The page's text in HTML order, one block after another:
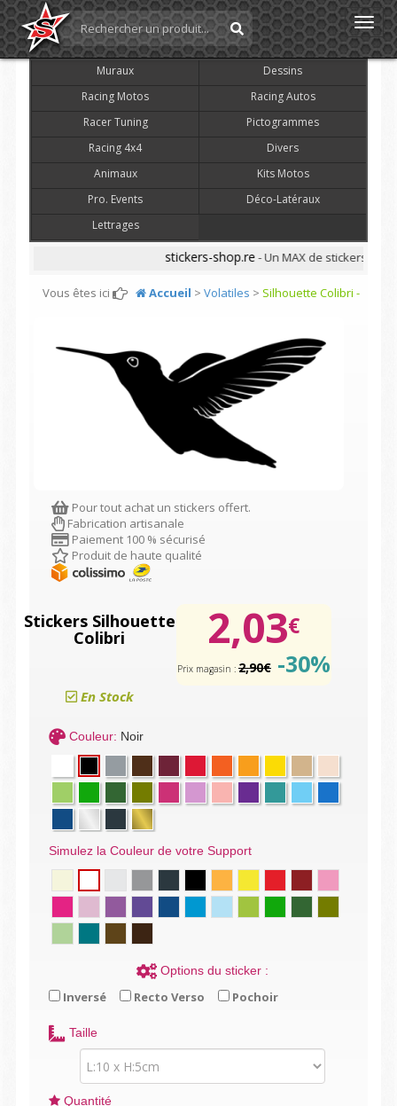
Muraux
Dessins
Racing Motos
Racing Autos
Racer Tuning
Pictogrammes
Racing 4x4
Divers
Animaux
Kits Motos
Pro. Events
Déco-Latéraux
Lettrages
stickers-shop.re- Un MAX de stickers pas
Vous êtes ici Accueil > Volatiles > Silhouette Colibri -
Pour tout achat un stickers offert.
Fabrication artisanale
Paiement 100 % sécurisé
Produit de haute qualité
Stickers Silhouette
Colibri 2,03€
Prix magasin : 2,90€-30%
En Stock
Couleur: Noir
Simulez la Couleur de votre Support
Options du sticker :
Inversé Recto Verso Pochoir
Taille
Quantité